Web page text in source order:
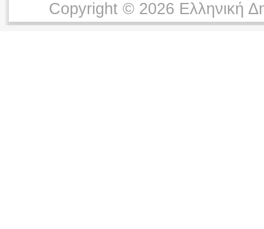
Copyright © 2026 Ελληνική